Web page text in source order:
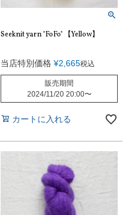
Seeknit yarn "FoFo" 【Yellow】
当店特別価格 ¥2,665税込
販売期間
2024/11/20 20:00〜
カートに入れる